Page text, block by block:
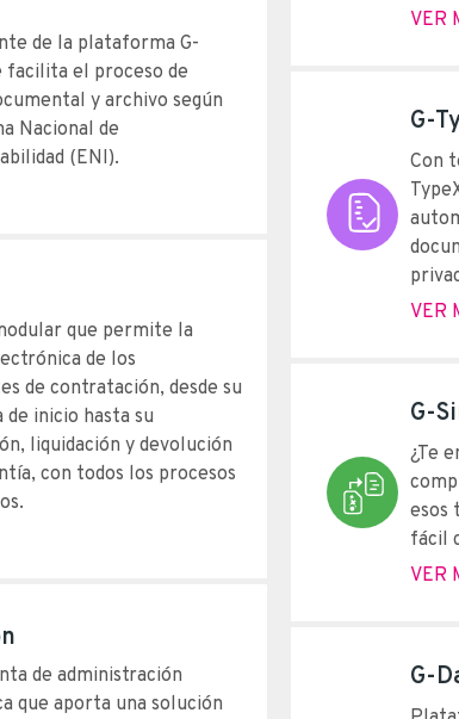
de la plataforma G-
facilita el proceso de
y archivo según
Nacional de
(ENI).
que permite la
de los
de contratación, desde su
de inicio hasta su
liquidación y devolución
con todos los procesos
de administración
que aporta una solución
VER
G-
Con
VER
G-
¿Te
esos
fácil
VER
G-